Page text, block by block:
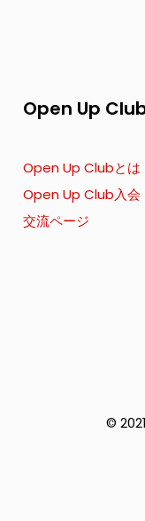
Open Up
Open Up Clubとは
Open Up Club入会
交流ページ
©